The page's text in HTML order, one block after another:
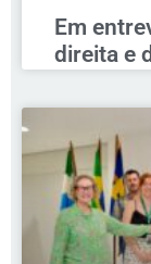
Em
direita e